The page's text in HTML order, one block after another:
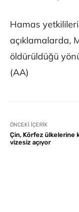
Hamas
açıklamalarda,
öldürüldüğü
(AA)
ÖNCEKI İÇERIK
Çin, Körfez ülkelerine
vizesiz açıyor